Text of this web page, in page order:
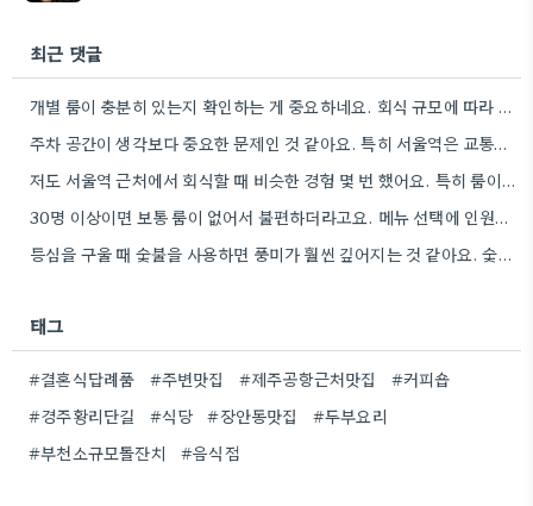
최근 댓글
개별 룸이 충분히 있는지 확인하는 게 중요하네요. 회식 규모에 따라 적절히 선택해야 성공률이 높아질 것…
주차 공간이 생각보다 중요한 문제인 것 같아요. 특히 서울역은 교통이 복잡해서 회식 끝나고 모두들 퇴근해야…
저도 서울역 근처에서 회식할 때 비슷한 경험 몇 번 했어요. 특히 룸이 없는 곳은 사람들…
30명 이상이면 보통 룸이 없어서 불편하더라고요. 메뉴 선택에 인원수가 중요한 요소인 거 보니, 저도 다음…
등심을 구울 때 숯불을 사용하면 풍미가 훨씬 깊어지는 것 같아요. 숯불에 직접 굽는 느낌이 정말…
태그
#결혼식답례품 #주변맛집 #제주공항근처맛집
#커피숍
#경주황리단길
#식당 #장안동맛집
#두부요리
#부천소규모돌잔치
#음식점